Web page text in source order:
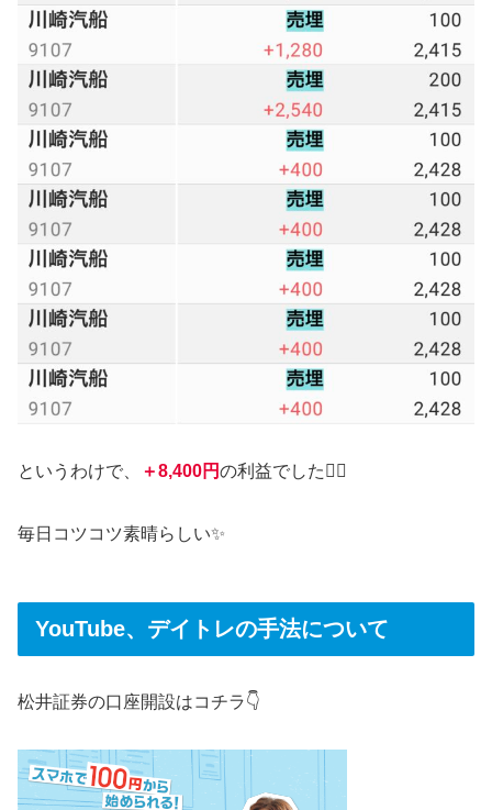
というわけで、 ＋8,400円の利益でした💁‍♀️
毎日コツコツ素晴らしい✨
YouTube、デイトレの手法について
松井証券の口座開設はコチラ👇